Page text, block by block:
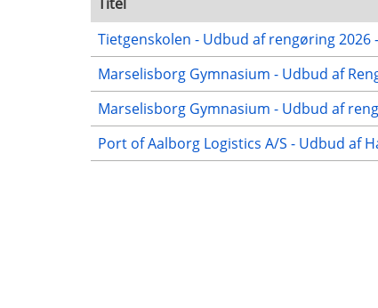
Tietgenskolen - Udbud af rengøring 2026
Marselisborg Gymnasium - Udbud af
Marselisborg Gymnasium - Udbud af
Port of Aalborg Logistics A/S - Udbud af